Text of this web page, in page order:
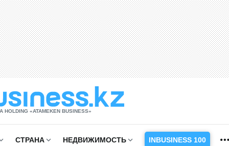
HOLDING «ATAMEKЕN BUSINESS»
СТРАНА НЕДВИЖИМОСТЬ INBUSINESS 100